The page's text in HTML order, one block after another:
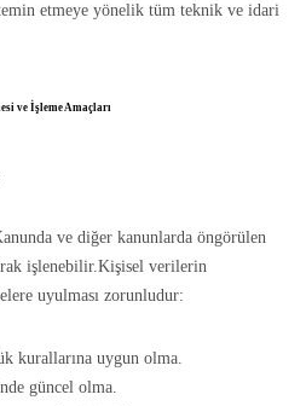
etmeye yönelik tüm teknik ve idari
ve İşleme Amaçları
ve diğer kanunlarda öngörülen
işlenebilir.Kişisel verilerin
uyulması zorunludur:
kurallarına uygun olma.
güncel olma.